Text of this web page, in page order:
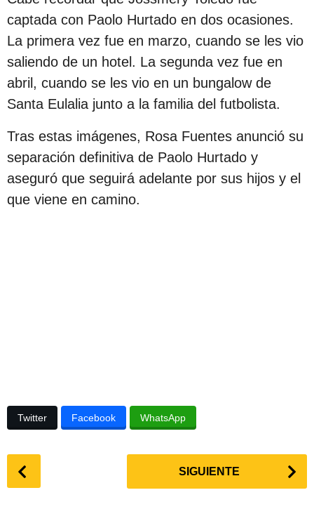
captada con Paolo Hurtado en dos ocasiones.
La primera vez fue en marzo, cuando se les vio
saliendo de un hotel. La segunda vez fue en
abril, cuando se les vio en un bungalow de
Santa Eulalia junto a la familia del futbolista.
Tras estas imágenes, Rosa Fuentes anunció su
separación definitiva de Paolo Hurtado y
aseguró que seguirá adelante por sus hijos y el
que viene en camino.
Twitter Facebook WhatsApp
SIGUIENTE